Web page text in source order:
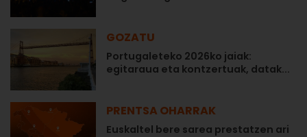
GOZATU
Portugaleteko 2026ko jaiak:
egitaraua eta kontzertuak, datak...
PRENTSA OHARRAK
Euskaltel bere sarea prestatzen ari